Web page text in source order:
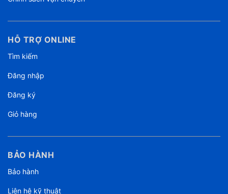
HỖ TRỢ ONLINE
Tìm kiếm
Đăng nhập
Đăng ký
Giỏ hàng
BẢO HÀNH
Bảo hành
Liên hệ kỹ thuật